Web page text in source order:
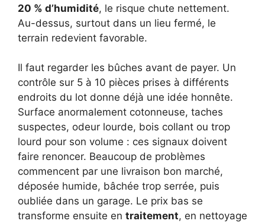
20 % d’humidité, le risque chute nettement.
Au-dessus, surtout dans un lieu fermé, le
terrain redevient favorable.
Il faut regarder les bûches avant de payer. Un
contrôle sur 5 à 10 pièces prises à différents
endroits du lot donne déjà une idée honnête.
Surface anormalement cotonneuse, taches
suspectes, odeur lourde, bois collant ou trop
lourd pour son volume : ces signaux doivent
faire renoncer. Beaucoup de problèmes
commencent par une livraison bon marché,
déposée humide, bâchée trop serrée, puis
oubliée dans un garage. Le prix bas se
transforme ensuite en traitement, en nettoyage